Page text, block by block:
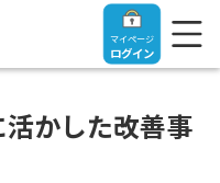
マイページ
ログイン
かした改善事